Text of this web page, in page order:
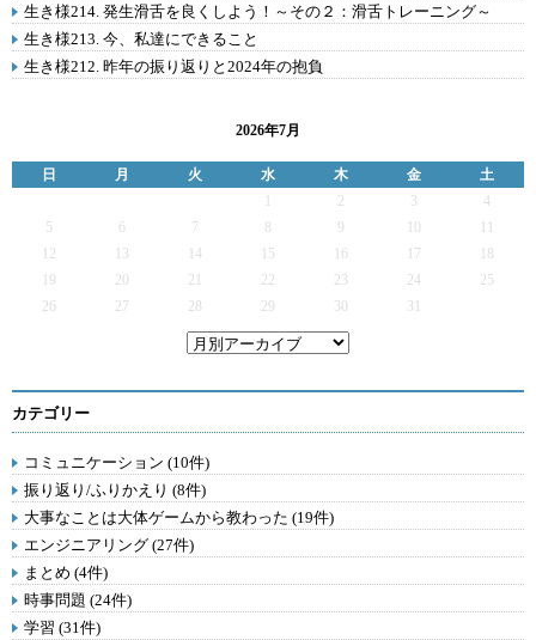
生き様214. 発生滑舌を良くしよう！～その２：滑舌トレーニング～
生き様213. 今、私達にできること
生き様212. 昨年の振り返りと2024年の抱負
2026年7月
日 月 火 水 木 金
土
1
2 3
4
5
6 7 8 9 10
11
12
13 14 15 16 17
18
19
20 21 22 23 24
25
26
27 28 29 30 31
カテゴリー
コミュニケーション (10件)
振り返り/ふりかえり (8件)
大事なことは大体ゲームから教わった (19件)
エンジニアリング (27件)
まとめ (4件)
時事問題 (24件)
学習 (31件)